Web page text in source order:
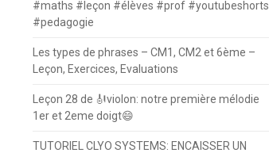
#maths #leçon #élèves #prof #youtubeshorts
#pedagogie
Les types de phrases – CM1, CM2 et 6ème –
Leçon, Exercices, Evaluations
Leçon 28 de 🎻violon: notre première mélodie
1er et 2eme doigt😄
TUTORIEL CLYO SYSTEMS: ENCAISSER UN